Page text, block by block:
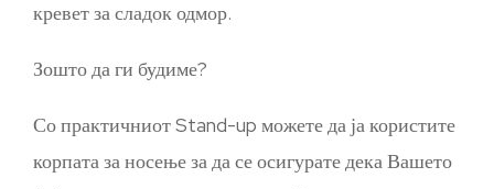
кревет за сладок одмор.
Зошто да ги будиме?
Со практичниот Stand-up можете да ја користите
корпата за носење за да се осигурате дека Вашето